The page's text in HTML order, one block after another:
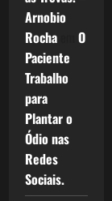
Arnobio
Rochaem O
Paciente
Trabalho
para
Plantar o
Ódio nas
Redes
Sociais.